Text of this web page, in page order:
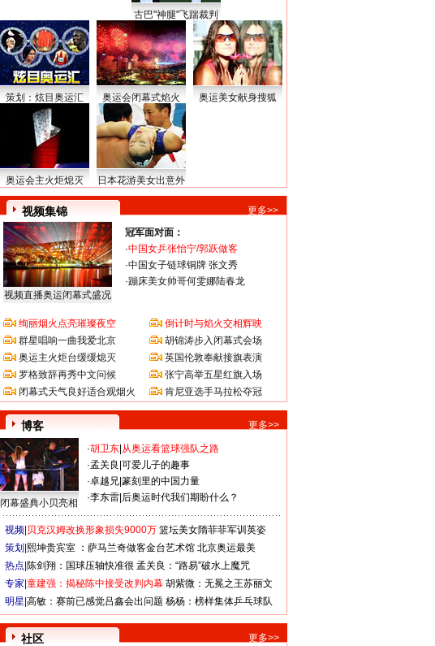
古巴"神腿"飞踹裁判
策划：炫目奥运汇 奥运会闭幕式焰火 奥运美女献身搜狐
奥运会主火炬熄灭 日本花游美女出意外
视频集锦 更多>>
视频直播奥运闭幕式盛况
冠军面对面：
·中国女乒张怡宁/郭跃做客
·中国女子链球铜牌 张文秀
·蹦床美女帅哥何雯娜陆春龙
绚丽烟火点亮璀璨夜空
群星唱响一曲我爱北京
奥运主火炬台缓缓熄灭
罗格致辞再秀中文问候
闭幕式天气良好适合观烟火
倒计时与焰火交相辉映
胡锦涛步入闭幕式会场
英国伦敦奉献接旗表演
张宁高举五星红旗入场
肯尼亚选手马拉松夺冠
博客 更多>>
闭幕盛典小贝亮相
·胡卫东 从奥运看篮球强队之路
·孟关良 可爱儿子的趣事
·卓越兄 篆刻里的中国力量
·李东雷 后奥运时代我们期盼什么？
视频| 贝克汉姆改换形象损失9000万 篮坛美女隋菲菲军训英姿
策划| 熙坤贵宾室 ：萨马兰奇做客金台艺术馆 北京奥运最美
热点| 陈剑翔：国球压轴快准很 孟关良：“路易”破水上魔咒
专家| 童建强：揭秘陈中接受改判内幕 胡紫微：无冕之王苏丽文
明星| 高敏：赛前已感觉吕鑫会出问题 杨杨：榜样集体乒乓球队
社区 更多>>